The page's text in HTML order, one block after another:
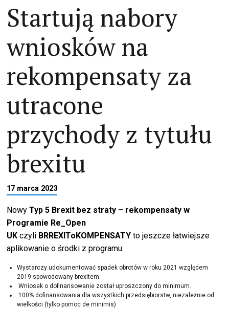
Startują nabory
wniosków na
rekompensaty za
utracone
przychody z tytułu
brexitu
17 marca 2023
NowyTyp 5 Brexit bez straty – rekompensatyw
Programie Re_Open
UK czyli BRREXIToKOMPENSATY to jeszcze łatwiejsze
aplikowanie o środki z programu:
Wystarczy udokumentować spadek obrotów w roku 2021 względem
2019 spowodowany brexitem.
Wniosek o dofinansowanie został uproszczony do minimum.
100% dofinansowania dla wszystkich przedsiębiorstw, niezależnie od
wielkości (tylko pomoc de minimis)